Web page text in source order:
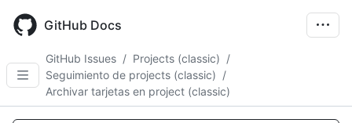
main
GitHub Docs
GitHub Issues / Projects (classic) /
Seguimiento de projects (classic) /
Archivar tarjetas en project (classic)